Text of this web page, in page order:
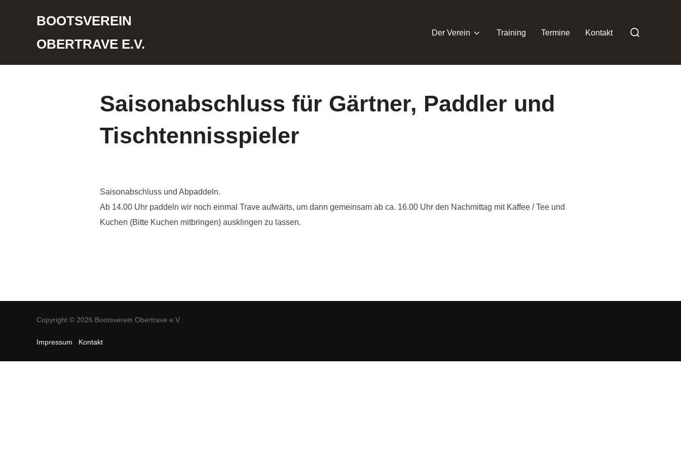
BOOTSVEREIN
OBERTRAVE E.V.
Der Verein Training Termine Kontakt
Suchen
Saisonabschluss für Gärtner, Paddler und
Tischtennisspieler
Saisonabschluss und Abpaddeln.
Ab 14.00 Uhr paddeln wir noch einmal Trave aufwärts, um dann gemeinsam ab ca. 16.00 Uhr den Nachmittag mit Kaffee / Tee und
Kuchen (Bitte Kuchen mitbringen) ausklingen zu lassen.
Copyright © 2026 Bootsverein Obertrave e.V.
Impressum Kontakt